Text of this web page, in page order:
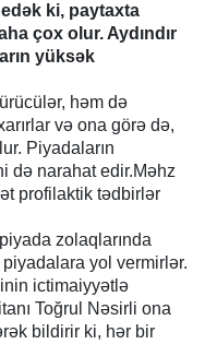
ki, paytaxta
çox olur. Aydındır
yüksək
həm də
və ona görə də,
Piyadaların
də narahat edir.Məhz
profilaktik tədbirlər
zolaqlarında
yol vermirlər.
ictimaiyyətlə
Toğrul Nəsirli ona
bildirir ki, hər bir